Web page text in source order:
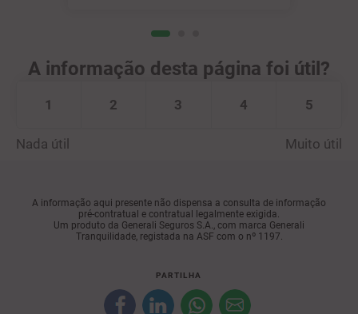
A informação desta página foi útil?
Nada útil
1 2 3 4 5
Muito útil
A informação aqui presente não dispensa a consulta de informação
pré-contratual e contratual legalmente exigida.
Um produto da Generali Seguros S.A., com marca Generali
Tranquilidade, registada na ASF com o nº 1197.
PARTILHA